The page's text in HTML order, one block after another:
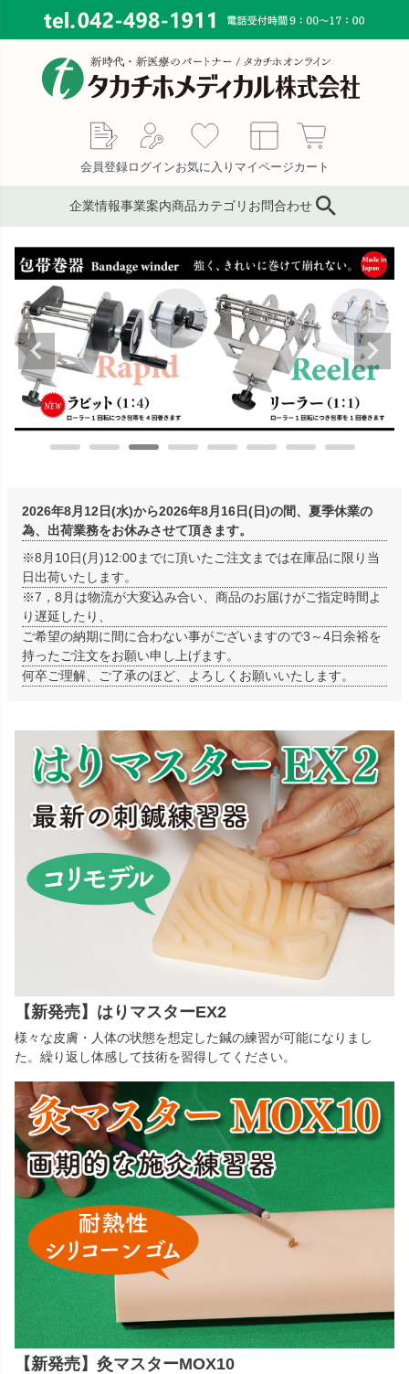
会員登録ログインお気に入り マイページカート
企業情報
会社概要
MAP
代表あいさつ
採用情報
事業案内
サプライ事業
コンサルティング
メディカルインテリア
商品カテゴリ
ブランド 鍼灸鍼・鍼用品
ピンセット／ハサミ・ギ
ブス剪刀
もぐさ・温灸用品／電子
温灸器
サージカルテープ テーピングテープ
サポーター
キャスト材・スプリント
包帯 消毒用品
副子 サポート用品
スポーツケア用品 消毒剤
消毒機器 防護具
検査器具 模型
吸角療法器 マッサージ用品
マッサージ器 カイロプラクティック
テーブル・ベッド チェアー
多目的マクラ・マット カバー／シーツ／タオル
ディスポーザブルカバー スリッパ・シューズ
ワゴン／ダストボックス ユニフォーム／白衣
杖／車いす／歩行器
ホームケア・ヘルスケア
用品
マットレス／枕／クッシ
ョン
健康補助食品
エアクリーナー／スリッ
パクリーナー
リハビリ・トレーニング
用品
お問合わせ
2026年8月12日(水)から2026年8月16日(日)の間、夏季休業の
為、出荷業務をお休みさせて頂きます。
※8月10日(月)12:00までに頂いたご注文までは在庫品に限り当
日出荷いたします。
※7，8月は物流が大変込み合い、商品のお届けがご指定時間よ
り遅延したり、
ご希望の納期に間に合わない事がございますので3～4日余裕を
持ったご注文をお願い申し上げます。
何卒ご理解、ご了承のほど、よろしくお願いいたします。
【新発売】はりマスターEX2
様々な皮膚・人体の状態を想定した鍼の練習が可能になりまし
た。繰り返し体感して技術を習得してください。
【新発売】灸マスターMOX10